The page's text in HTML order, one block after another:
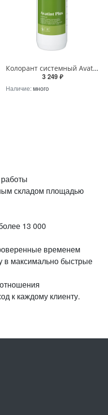
Колорант системный Avatint Plus Tikkurila CW (Carbon Weak) 1Л (не замораживать, до +5) Tikkurila RU
3 249 ₽
Наличие:много
складом площадью
13 000
временем
в максимально быстрые
к каждому клиенту.